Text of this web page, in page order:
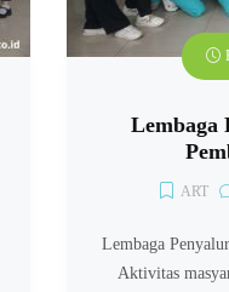
Lembaga
ART
Lembaga
Aktivitas